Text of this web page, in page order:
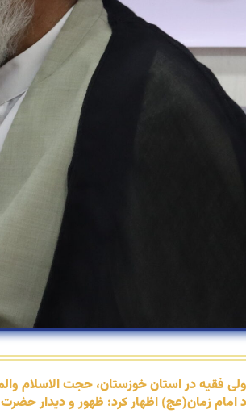
ولی فقیه در استان خوزستان، حجت
امام زمان(عج) اظهار کرد: ظهور و